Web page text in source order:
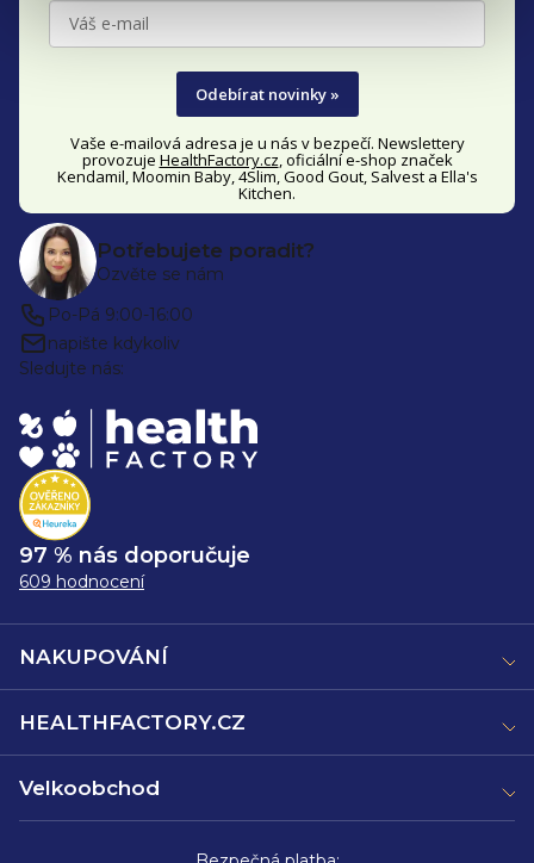
Odebírat novinky »
Vaše e-mailová adresa je u nás v bezpečí. Newslettery
provozuje HealthFactory.cz, oficiálníe-shop značek
Kendamil, Moomin Baby, 4Slim, Good Gout, Salvest a Ella's
Kitchen.
Potřebujete poradit?
Ozvěte se nám
Po-Pá 9:00-16:00
napište kdykoliv
Sledujte nás:
97 % nás doporučuje
609 hodnocení
NAKUPOVÁNÍ
HEALTHFACTORY.CZ
Velkoobchod